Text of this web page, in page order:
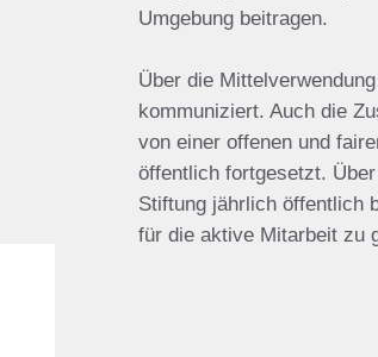
Umgebung beitragen.
Über die
kommuniziert. Auch die
von einer offenen und
öffentlich fortgesetzt.
Stiftung jährlich öffentlich
für die aktive Mitarbeit zu